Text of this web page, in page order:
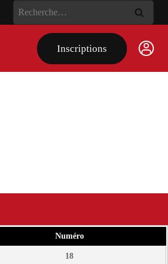
Rechercher :
Inscriptions
Numéro
18